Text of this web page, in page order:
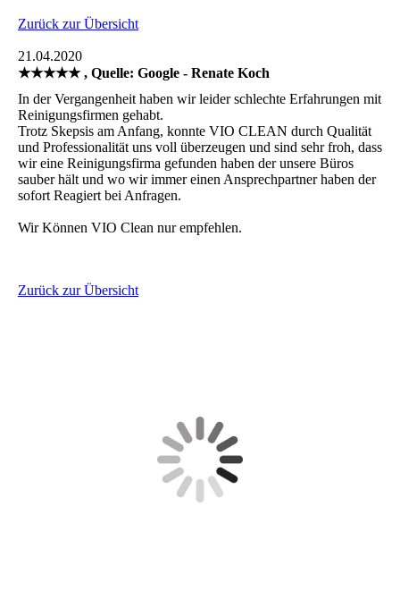
Zurück zur Übersicht
21.04.2020
★★★★★ , Quelle: Google - Renate Koch
In der Vergangenheit haben wir leider schlechte Erfahrungen mit
Reinigungsfirmen gehabt.
Trotz Skepsis am Anfang, konnte VIO CLEAN durch Qualität
und Professionalität uns voll überzeugen und sind sehr froh, dass
wir eine Reinigungsfirma gefunden haben der unsere Büros
sauber hält und wo wir immer einen Ansprechpartner haben der
sofort Reagiert bei Anfragen.
Wir Können VIO Clean nur empfehlen.
Zurück zur Übersicht